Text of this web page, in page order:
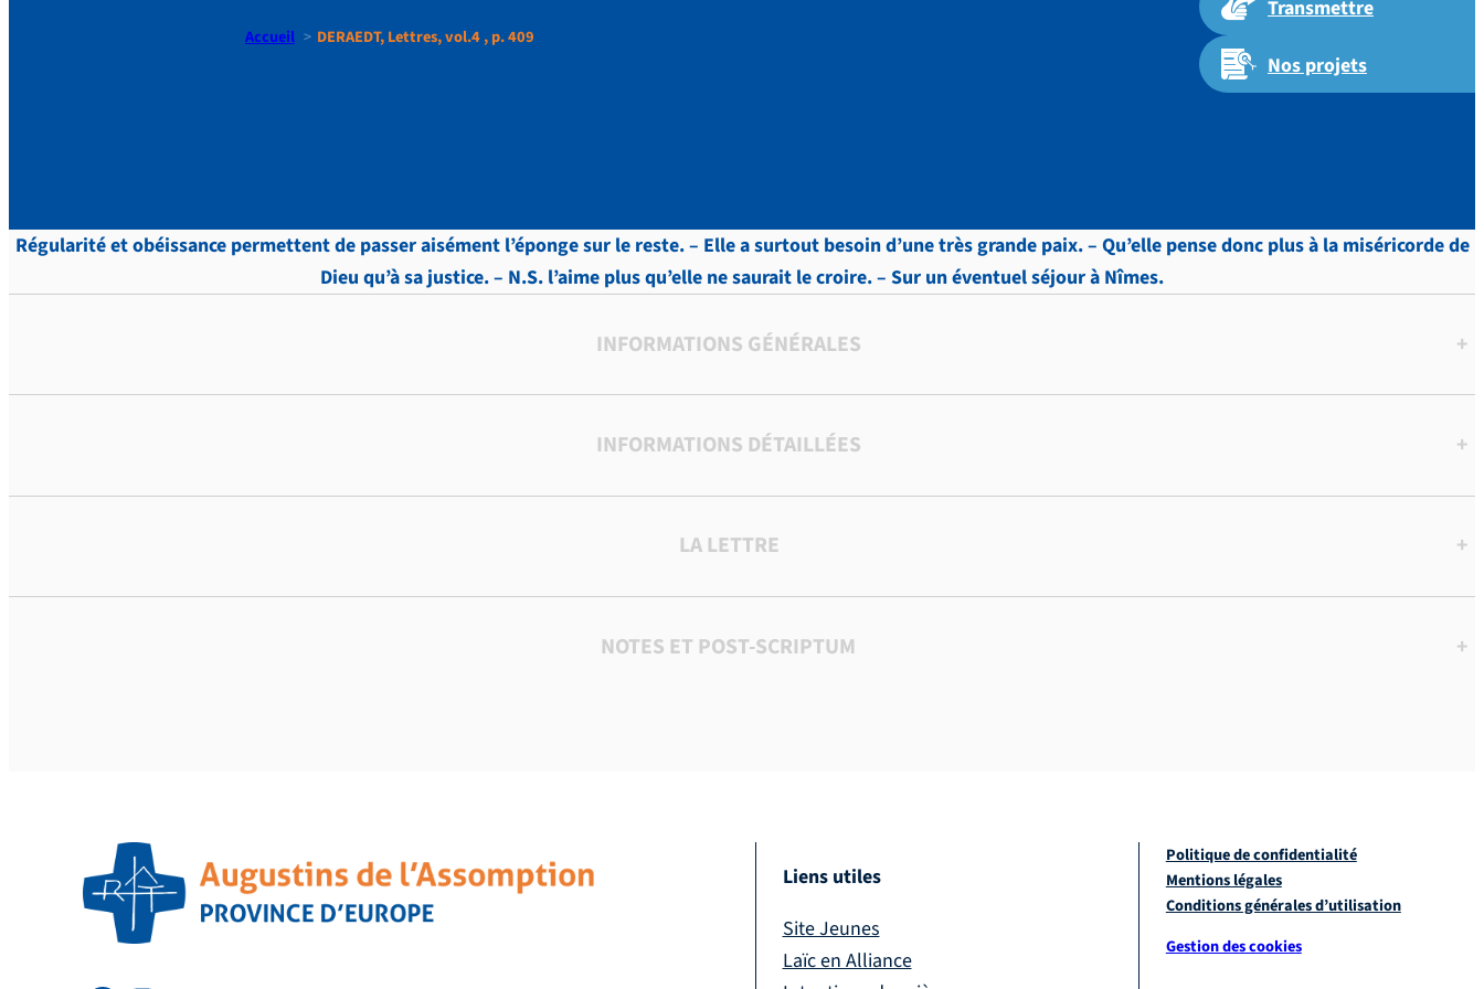
Transmettre
Nos projets
Accueil DERAEDT, Lettres, vol.4 , p. 409
Régularité et obéissance permettent de passer aisément l’éponge sur le reste. – Elle a surtout besoin d’une très grande paix. – Qu’elle pense donc plus à la miséricorde de
Dieu qu’à sa justice. – N.S. l’aime plus qu’elle ne saurait le croire. – Sur un éventuel séjour à Nîmes.
INFORMATIONS GÉNÉRALES +
INFORMATIONS DÉTAILLÉES +
LA LETTRE +
NOTES ET POST-SCRIPTUM +
Liens utiles
Site Jeunes
Laïc en Alliance
Politique de confidentialité
Mentions légales
Conditions générales d’utilisation
Gestion des cookies